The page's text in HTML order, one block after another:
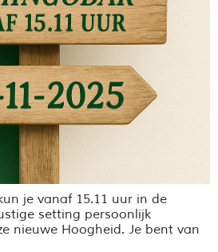
je vanaf 15.11 uur in de
setting persoonlijk
nieuwe Hoogheid. Je bent van